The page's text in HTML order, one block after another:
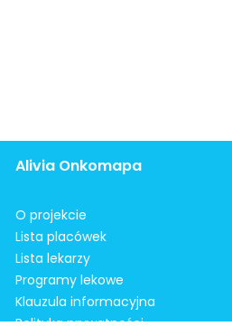
Alivia Onkomapa
O projekcie
Lista placówek
Lista lekarzy
Programy lekowe
Klauzula informacyjna